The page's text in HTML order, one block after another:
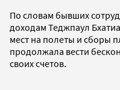
По словам бывших
доходам Теджпаул
мест на полеты и сборы
продолжала вести
своих счетов.